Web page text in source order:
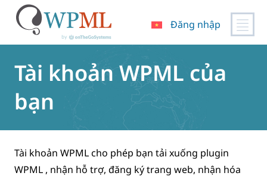
đến
dung
Đăng nhập
Tài khoản WPML của
bạn
Tài khoản WPML cho phép bạn tải xuống plugin
WPML , nhận hỗ trợ, đăng ký trang web, nhận hóa